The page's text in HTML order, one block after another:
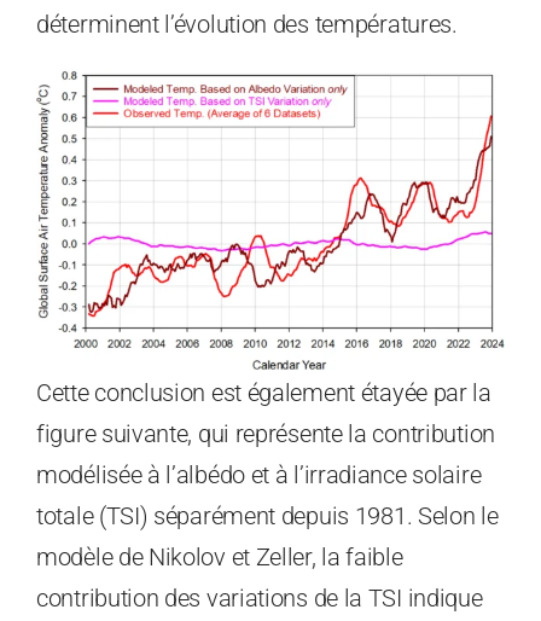
déterminent l’évolution des températures.
Cette conclusion est également étayée par la
figure suivante, qui représente la contribution
modélisée à l’albédo et à l’irradiance solaire
totale (TSI) séparément depuis 1981. Selon le
modèle de Nikolov et Zeller, la faible
contribution des variations de la TSI indique